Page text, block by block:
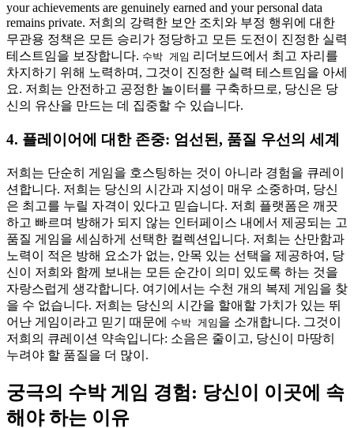
your achievements are genuinely earned and your personal data
remains private. 저희의 강력한 보안 조치와 부정 행위에 대한
무관용 정책은 모든 승리가 정당하고 모든 도전이 진정한 실력
테스트임을 보장합니다. 수박 게임 리더보드에서 최고 자리를
차지하기 위해 노력하며, 그것이 진정한 실력 테스트임을 아세
요. 저희는 안전하고 공정한 놀이터를 구축하므로, 당신은 당
신의 유산을 만드는 데 집중할 수 있습니다.
4. 플레이어에 대한 존중: 엄선된, 품질 우선의 세계
저희는 단순히 게임을 호스팅하는 것이 아니라 경험을 큐레이
션합니다. 저희는 당신의 시간과 지성이 매우 소중하며, 당신
은 최고를 누릴 자격이 있다고 믿습니다. 저희 플랫폼은 깨끗
하고 빠르며 방해가 되지 않는 인터페이스 내에서 제공되는 고
품질 게임을 세심하게 선택한 컬렉션입니다. 저희는 산만함과
노력이 적은 방해 요소가 없는, 안목 있는 선택을 제공하여, 당
신이 저희와 함께 보내는 모든 순간이 의미 있도록 하는 것을
자랑스럽게 생각합니다. 여기에서는 수천 개의 복제 게임을 찾
을 수 없습니다. 저희는 당신의 시간을 할애할 가치가 있는 뛰
어난 게임이라고 믿기 때문에
수박 게임 을 소개합니다. 그것이
저희의 큐레이션 약속입니다: 소음은 줄이고, 당신이 마땅히
누려야 할 품질을 더 많이.
궁극의 수박 게임 경험: 당신이 이곳에 속
해야 하는 이유